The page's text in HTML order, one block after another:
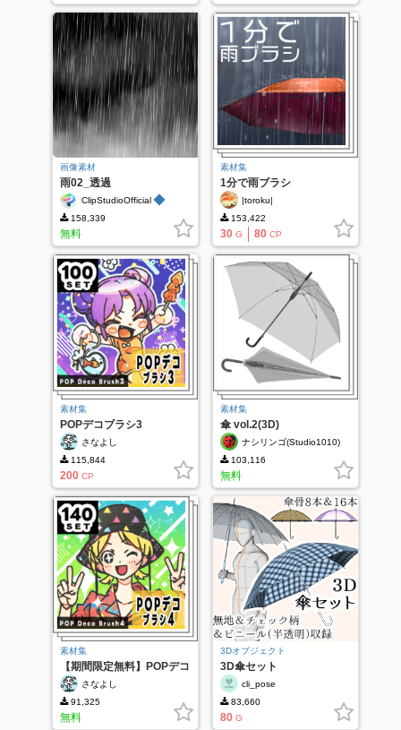
画像素材
雨02_透過
ClipStudioOfficial ◆
158,339
無料
素材集
1分で雨ブラシ
|toroku|
153,422
30 G 80 CP
素材集
POPデコブラシ3
さなよし
115,844
200 CP
素材集
傘 vol.2(3D)
ナシリンゴ(Studio1010)
103,116
無料
素材集
【期間限定無料】POPデコ
ブラシ4さなよし
91,325
無料
3Dオブジェクト
3D傘セット
cli_pose
83,660
80 G